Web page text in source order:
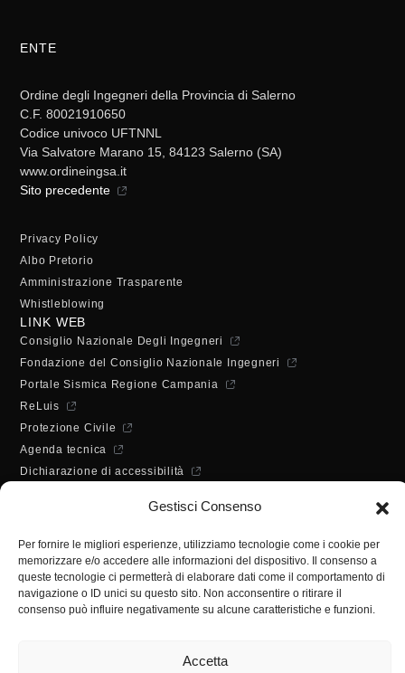
Gestisci Consenso
Per fornire le migliori esperienze, utilizziamo tecnologie come i cookie per
memorizzare e/o accedere alle informazioni del dispositivo. Il consenso a
queste tecnologie ci permetterà di elaborare dati come il comportamento di
navigazione o ID unici su questo sito. Non acconsentire o ritirare il
consenso può influire negativamente su alcune caratteristiche e funzioni.
Accetta
ENTE
Ordine degli Ingegneri della Provincia di Salerno
C.F. 80021910650
Codice univoco UFTNNL
Via Salvatore Marano 15, 84123 Salerno (SA)
www.ordineingsa.it
Sito precedente
Privacy Policy
Albo Pretorio
Amministrazione Trasparente
Whistleblowing
LINK WEB
Consiglio Nazionale Degli Ingegneri
Fondazione del Consiglio Nazionale Ingegneri
Portale Sismica Regione Campania
ReLuis
Protezione Civile
Agenda tecnica
Dichiarazione di accessibilità
Lunedì - Mercoledì - Venerdì:
Martedì - Giovedì:
10:00 - 12:00 / 14:30 - 16:30
SEGRETERIA
segreteria@ordineingsa.it